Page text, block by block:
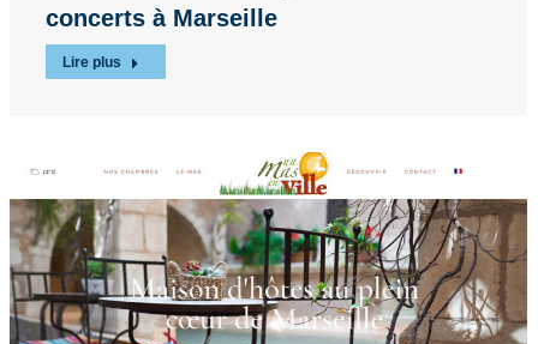
concerts à Marseille
Lire plus